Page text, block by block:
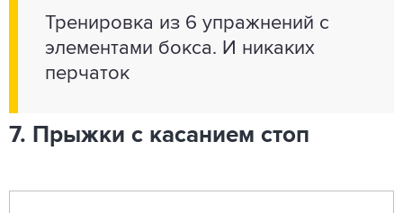
Тренировка из 6 упражнений с
элементами бокса. И никаких
перчаток
7. Прыжки с касанием стоп